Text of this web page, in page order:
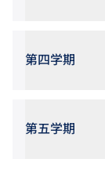
第四学期
第五学期